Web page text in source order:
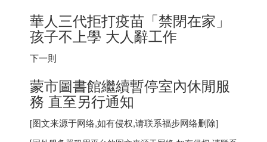
華人三代拒打疫苗「禁閉在家」
孩子不上學 大人辭工作
下一則
蒙市圖書館繼續暫停室內休閒服
務 直至另行通知
[图文来源于网络,如有侵权,请联系福步网络删除]